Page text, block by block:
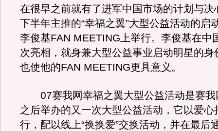
在很早之前就有了进军中国市场的计划与决
下半年主推的“幸福之翼”大型公益活动的启
李俊基FAN MEETING上举行。李俊基在中
次亮相，就身兼大型公益事业启动明星的身
也使他的FAN MEETING更具意义。
07赛我网幸福之翼大型公益活动是赛我
之后举办的又一次大型公益活动，它以爱心
行，配以线上“换换爱”交换活动，并在最后